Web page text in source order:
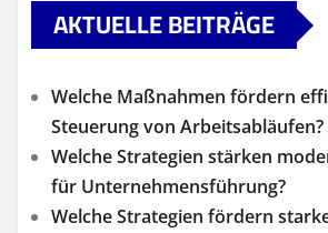
AKTUELLE BEITRÄGE
Welche Maßnahmen fördern
Steuerung von Arbeitsabläufen?
Welche Strategien stärken
für Unternehmensführung?
Welche Strategien fördern